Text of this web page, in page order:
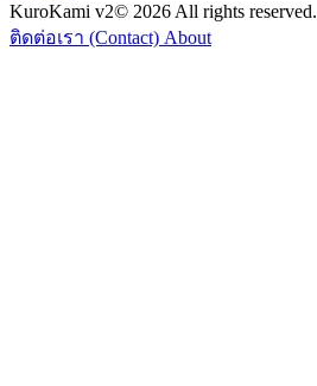
KuroKami v2© 2026 All rights reserved.
ติดต่อเรา (Contact) About